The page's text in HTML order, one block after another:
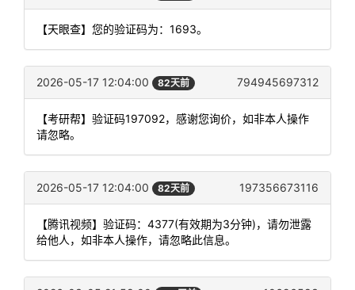
【天眼查】您的验证码为：1693。
2026-05-17 12:04:00 82天前 794945697312
【考研帮】验证码197092，感谢您询价，如非本人操作
请忽略。
2026-05-17 12:04:00 82天前 197356673116
【腾讯视频】验证码：4377(有效期为3分钟)，请勿泄露
给他人，如非本人操作，请忽略此信息。